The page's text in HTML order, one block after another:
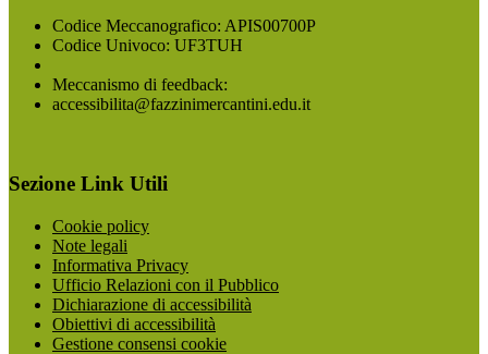
Codice Meccanografico: APIS00700P
Codice Univoco: UF3TUH
Meccanismo di feedback:
accessibilita@fazzinimercantini.edu.it
Sezione Link Utili
Cookie policy
Note legali
Informativa Privacy
Ufficio Relazioni con il Pubblico
Dichiarazione di accessibilità
Obiettivi di accessibilità
Gestione consensi cookie